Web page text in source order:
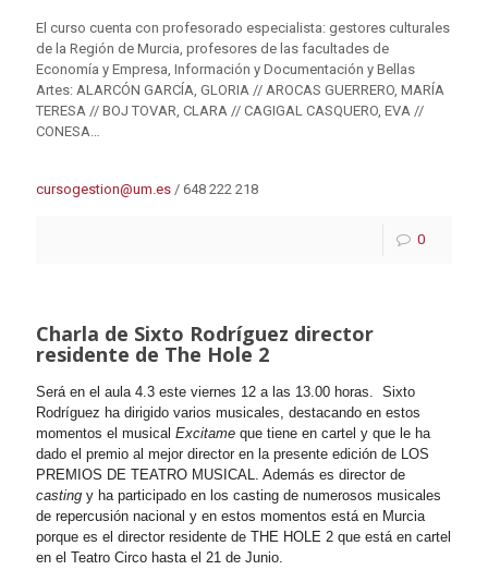
El curso cuenta con profesorado especialista: gestores culturales
de la Región de Murcia, profesores de las facultades de
Economía y Empresa, Información y Documentación y Bellas
Artes: ALARCÓN GARCÍA, GLORIA // AROCAS GUERRERO, MARÍA
TERESA // BOJ TOVAR, CLARA // CAGIGAL CASQUERO, EVA //
CONESA…
cursogestion@um.es / 648 222 218
0
Charla de Sixto Rodríguez director
residente de The Hole 2
Será en el aula 4.3 este viernes 12 a las 13.00 horas. Sixto
Rodríguez ha dirigido varios musicales, destacando en estos
momentos el musical Excitame que tiene en cartel y que le ha
dado el premio al mejor director en la presente edición de LOS
PREMIOS DE TEATRO MUSICAL. Además es director de
casting y ha participado en los casting de numerosos musicales
de repercusión nacional y en estos momentos está en Murcia
porque es el director residente de THE HOLE 2 que está en cartel
en el Teatro Circo hasta el 21 de Junio.